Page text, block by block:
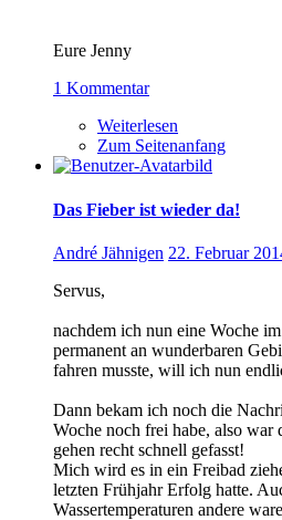
Eure Jenny
1 Kommentar
Weiterlesen
Zum Seitenanfang
Das Fieber ist wieder da!
André Jähnigen 22. Februar
Servus,
nachdem ich nun eine Woche
permanent an wunderbaren
fahren musste, will ich nun
Dann bekam ich noch die
Woche noch frei habe, also war
gehen recht schnell gefasst!
Mich wird es in ein Freibad
letzten Frühjahr Erfolg hatte.
Wassertemperaturen andere